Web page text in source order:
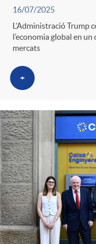
16/07/2025
L’Administració Trump
l’economia global en
mercats
+